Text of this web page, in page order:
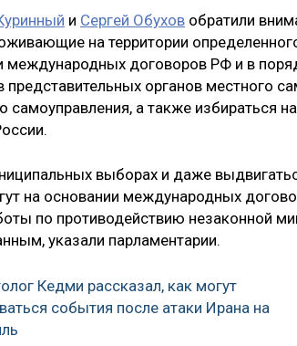
и Сергей Обухов обратили
на территории
международных договоров РФ и в
представительных органов местного
а также избираться
выборах и даже
на основании международных
по противодействию незаконной
указали парламентарии.
Кедми рассказал, как могут
события после атаки Ирана на